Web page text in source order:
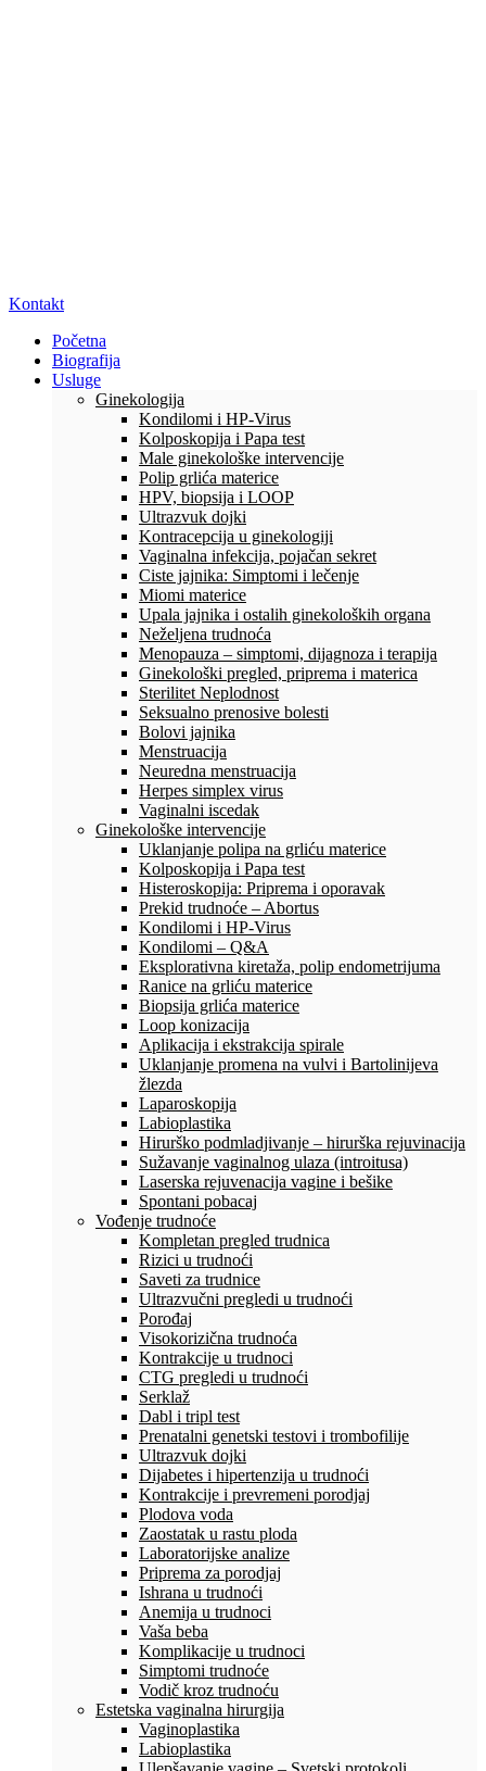
Kontakt
Početna
Biografija
Usluge
Ginekologija
Kondilomi i HP-Virus
Kolposkopija i Papa test
Male ginekološke intervencije
Polip grlića materice
HPV, biopsija i LOOP
Ultrazvuk dojki
Kontracepcija u ginekologiji
Vaginalna infekcija, pojačan sekret
Ciste jajnika: Simptomi i lečenje
Miomi materice
Upala jajnika i ostalih ginekoloških organa
Neželjena trudnoća
Menopauza – simptomi, dijagnoza i terapija
Ginekološki pregled, priprema i materica
Sterilitet Neplodnost
Seksualno prenosive bolesti
Bolovi jajnika
Menstruacija
Neuredna menstruacija
Herpes simplex virus
Vaginalni iscedak
Ginekološke intervencije
Uklanjanje polipa na grliću materice
Kolposkopija i Papa test
Histeroskopija: Priprema i oporavak
Prekid trudnoće – Abortus
Kondilomi i HP-Virus
Kondilomi – Q&A
Eksplorativna kiretaža, polip endometrijuma
Ranice na grliću materice
Biopsija grlića materice
Loop konizacija
Aplikacija i ekstrakcija spirale
Uklanjanje promena na vulvi i Bartolinijeva
žlezda
Laparoskopija
Labioplastika
Hirurško podmladjivanje – hirurška rejuvinacija
Sužavanje vaginalnog ulaza (introitusa)
Laserska rejuvenacija vagine i bešike
Spontani pobacaj
Vođenje trudnoće
Kompletan pregled trudnica
Rizici u trudnoći
Saveti za trudnice
Ultrazvučni pregledi u trudnoći
Porođaj
Visokorizična trudnoća
Kontrakcije u trudnoci
CTG pregledi u trudnoći
Serklaž
Dabl i tripl test
Prenatalni genetski testovi i trombofilije
Ultrazvuk dojki
Dijabetes i hipertenzija u trudnoći
Kontrakcije i prevremeni porodjaj
Plodova voda
Zaostatak u rastu ploda
Laboratorijske analize
Priprema za porodjaj
Ishrana u trudnoći
Anemija u trudnoci
Vaša beba
Komplikacije u trudnoci
Simptomi trudnoće
Vodič kroz trudnoću
Estetska vaginalna hirurgija
Vaginoplastika
Labioplastika